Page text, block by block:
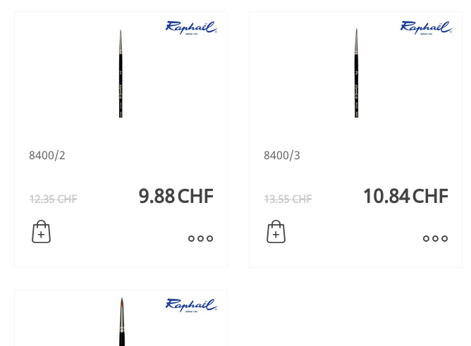
8400/2
9.88CHF
12.35 CHF
8400/3
10.84CHF
13.55 CHF